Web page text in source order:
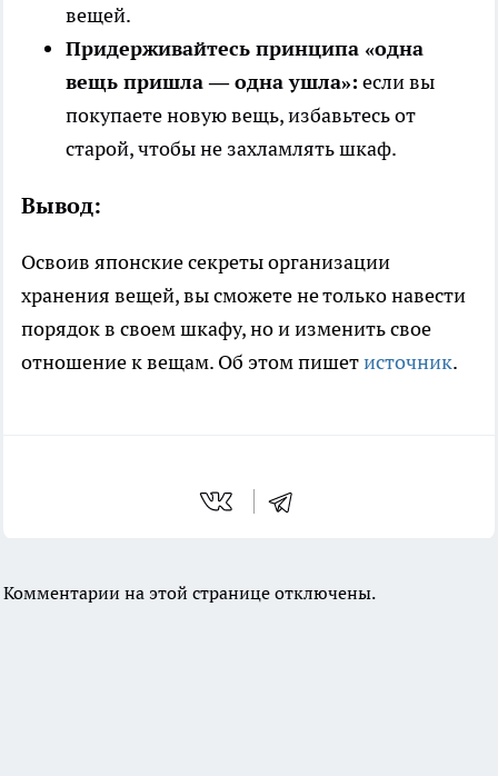
вещей.
Придерживайтесь принципа «одна
вещь пришла — одна ушла»: если вы
покупаете новую вещь, избавьтесь от
старой, чтобы не захламлять шкаф.
Вывод:
Освоив японские секреты организации
хранения вещей, вы сможете не только навести
порядок в своем шкафу, но и изменить свое
отношение к вещам. Об этом пишетисточник.
Комментарии на этой странице отключены.